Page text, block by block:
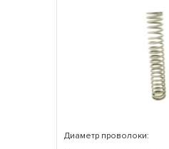
Диаметр проволоки: